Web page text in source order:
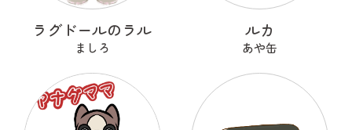
ラグドールのラル
ましろ
ルカ
あや缶